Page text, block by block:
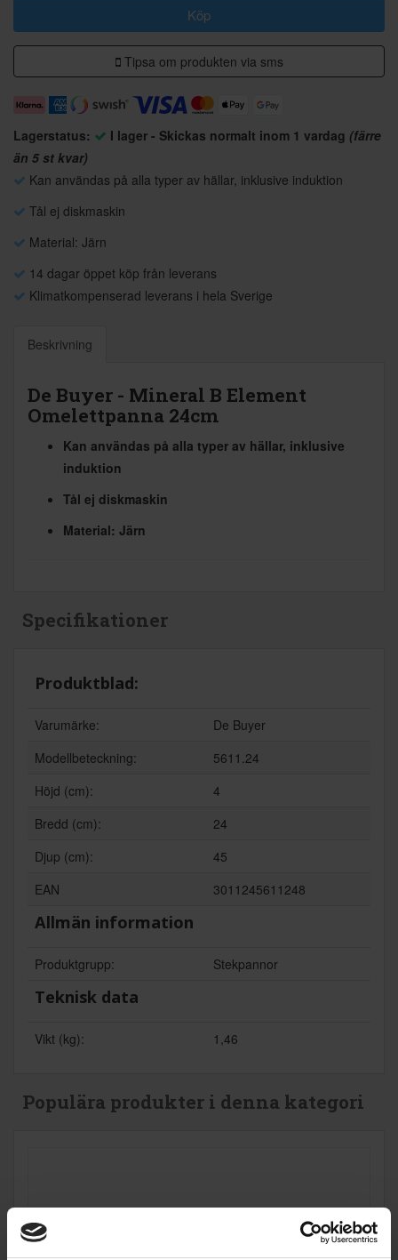
Köp
Tipsa om produkten via sms
Lagerstatus: I lager - Skickas normalt inom 1 vardag (färre
än 5 st kvar)
Kan användas på alla typer av hällar, inklusive induktion
Tål ej diskmaskin
Material: Järn
14 dagar öppet köp från leverans
Klimatkompenserad leverans i hela Sverige
Beskrivning
De Buyer - Mineral B Element
Omelettpanna 24cm
Kan användas på alla typer av hällar, inklusive
induktion
Tål ej diskmaskin
Material: Järn
Specifikationer
Produktblad:
Varumärke:
De Buyer
Modellbeteckning:
5611.24
Höjd (cm):
4
Bredd (cm):
24
Djup (cm):
45
EAN
3011245611248
Allmän information
Produktgrupp: Stekpannor
Teknisk data
Vikt (kg): 1,46
Populära produkter i denna kategori